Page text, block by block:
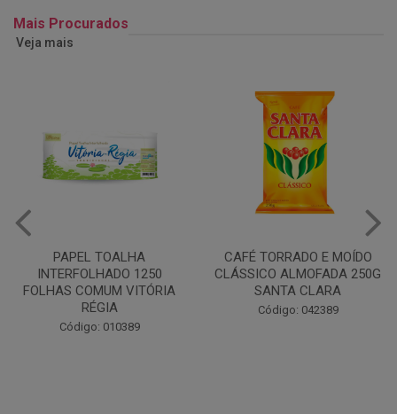
Mais Procurados
Veja mais
CAFÉ TORRADO E MOÍDO
CLÁSSICO ALMOFADA 250G
SANTA CLARA
Código: 042389
Copo Plástico Branco 180ml
Pacote c/100 - Cristalcopo
Código: 031413